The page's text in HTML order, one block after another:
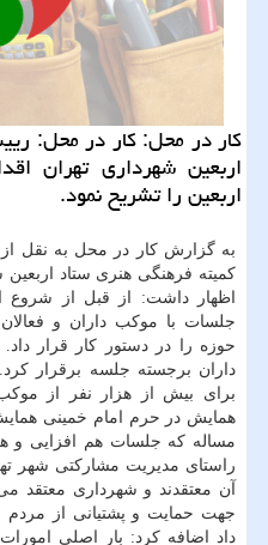
کار در محل: کار در محل:
اربعین شهرداری تهران
اربعین را تشریح نمود.
به گزارش کار در محل به نقل
کمیته فرهنگی هنری ستاد
اظهار داشت: از قبل از شروع
جلسات با موکب داران و
حوزه را در دستور کار قرار
داران برجسته جلسه برقرار
برای بیش از هزار نفر از
همایش در حرم امام خمینی
مساله که جلسات هم افزایی و
راستای مدیریت مشارکتی شهر
آن معتقدند و شهرداری معتقد
جهت حمایت و پشتیانی از مردم
داد اضافه کرد: بار اصلی